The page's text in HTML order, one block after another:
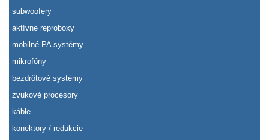
subwoofery
aktívne reproboxy
mobilné PA systémy
mikrofóny
bezdrôtové systémy
zvukové procesory
káble
konektory / redukcie